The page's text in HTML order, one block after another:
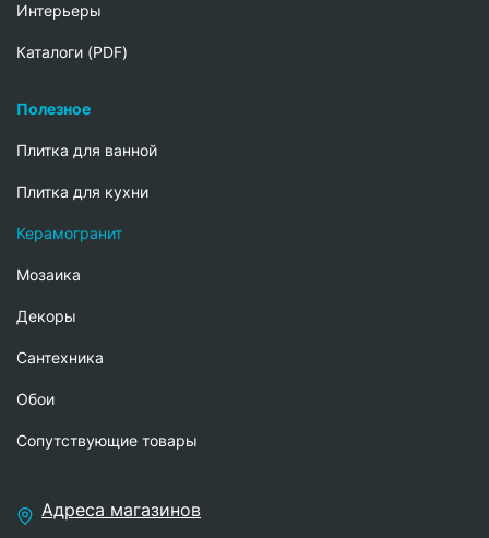
Интерьеры
Каталоги (PDF)
Полезное
Плитка для ванной
Плитка для кухни
Керамогранит
Мозаика
Декоры
Сантехника
Обои
Сопутствующие товары
Адреса магазинов